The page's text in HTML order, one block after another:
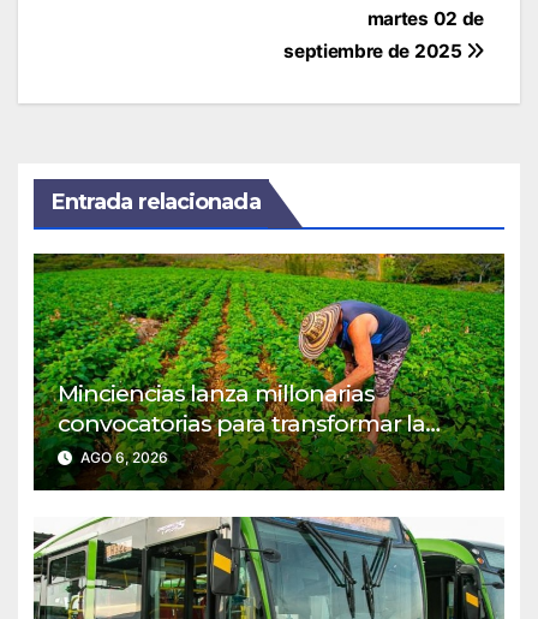
martes 02 de
septiembre de 2025
Entrada relacionada
Minciencias lanza millonarias
convocatorias para transformar la
agroindustria en regiones PDET
AGO 6, 2026